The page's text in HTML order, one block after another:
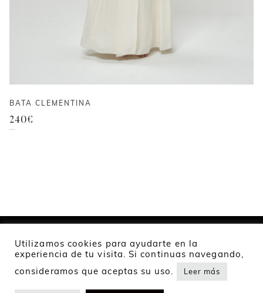
BATA CLEMENTINA
240€
2024 Namur Collection
Política de privacidad
Política de cookies
Envíos y devoluciones
Utilizamos cookies para ayudarte en la
experiencia de tu visita. Si continuas navegando,
consideramos que aceptas su uso.
Leer más